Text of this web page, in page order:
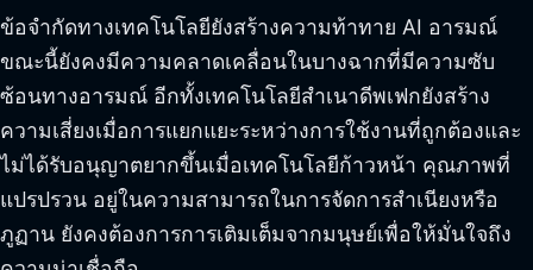
ข้อจำกัดทางเทคโนโลยียังสร้างความท้าทาย AI อารมณ์
ขณะนี้ยังคงมีความคลาดเคลื่อนในบางฉากที่มีความซับ
ซ้อนทางอารมณ์ อีกทั้งเทคโนโลยีสำเนาดีพเฟกยังสร้าง
ความเสี่ยงเมื่อการแยกแยะระหว่างการใช้งานที่ถูกต้องและ
ไม่ได้รับอนุญาตยากขึ้นเมื่อเทคโนโลยีก้าวหน้า คุณภาพที่
แปรปรวน อยู่ในความสามารถในการจัดการสำเนียงหรือ
ภูฏาน ยังคงต้องการการเติมเต็มจากมนุษย์เพื่อให้มั่นใจถึง